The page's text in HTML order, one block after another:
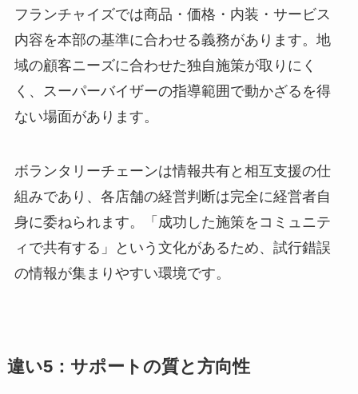
フランチャイズでは商品・価格・内装・サービス
内容を本部の基準に合わせる義務があります。地
域の顧客ニーズに合わせた独自施策が取りにく
く、スーパーバイザーの指導範囲で動かざるを得
ない場面があります。
ボランタリーチェーンは情報共有と相互支援の仕
組みであり、各店舗の経営判断は完全に経営者自
身に委ねられます。「成功した施策をコミュニテ
ィで共有する」という文化があるため、試行錯誤
の情報が集まりやすい環境です。
違い5：サポートの質と方向性